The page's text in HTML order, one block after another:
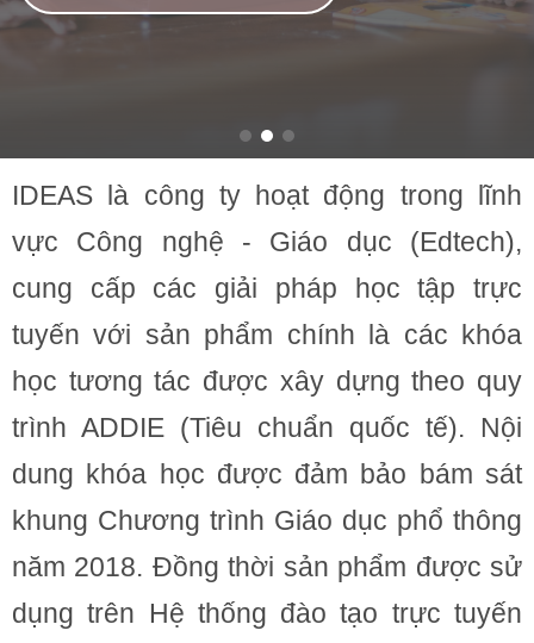
IDEAS là công ty hoạt động trong lĩnh
vực Công nghệ - Giáo dục (Edtech),
cung cấp các giải pháp học tập trực
tuyến với sản phẩm chính là các khóa
học tương tác được xây dựng theo quy
trình ADDIE (Tiêu chuẩn quốc tế). Nội
dung khóa học được đảm bảo bám sát
khung Chương trình Giáo dục phổ thông
năm 2018. Đồng thời sản phẩm được sử
dụng trên Hệ thống đào tạo trực tuyến